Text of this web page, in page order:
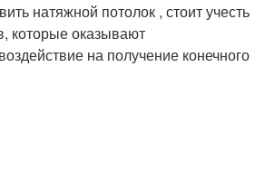
натяжной потолок , стоит учесть
которые оказывают
на получение конечного